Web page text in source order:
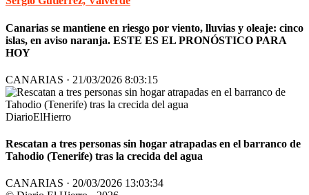
Canarias se mantiene en riesgo por viento, lluvias y oleaje: cinco
islas, en aviso naranja. ESTE ES EL PRONÓSTICO PARA
HOY
CANARIAS · 21/03/2026 8:03:15
DiarioElHierro
Rescatan a tres personas sin hogar atrapadas en el barranco de
Tahodio (Tenerife) tras la crecida del agua
CANARIAS · 20/03/2026 13:03:34